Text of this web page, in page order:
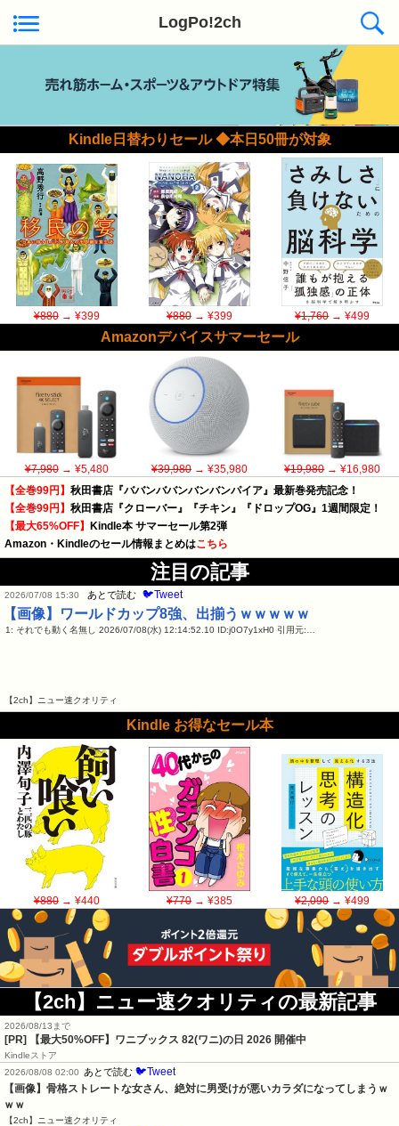
LogPo!2ch
Kindle日替わりセール ◆本日50冊が対象
¥880→ ¥399 ¥880→ ¥399 ¥1,760→ ¥499
Amazonデバイスサマーセール
¥7,980→ ¥5,480 ¥39,980→ ¥35,980 ¥19,980→ ¥16,980
【全巻99円】 秋田書店『ババンババンバンバンパイア』最新巻発売記念！
【全巻99円】 秋田書店『クローバー』『チキン』『ドロップOG』1週間限定！
【最大65%OFF】
Kindle本 サマーセール第2弾
Amazon・Kindleのセール情報まとめはこちら
注目の記事
2026/07/08 15:30 あとで読む 🐦Tweet
【画像】ワールドカップ8強、出揃うｗｗｗｗｗ
1: それでも動く名無し 2026/07/08(水) 12:14:52.10 ID:j0O7y1xH0 引用元:…
【2ch】ニュー速クオリティ
Kindle お得なセール本
¥880→ ¥440 ¥770→ ¥385 ¥2,090→ ¥499
【2ch】ニュー速クオリティの最新記事
2026/08/13まで
[PR] 【最大50%OFF】ワニブックス 82(ワニ)の日 2026 開催中
Kindleストア
2026/08/08 02:00
あとで読む 🐦Tweet
【画像】骨格ストレートな女さん、絶対に男受けが悪いカラダになってしまうｗ
ｗｗ
【2ch】ニュー速クオリティ